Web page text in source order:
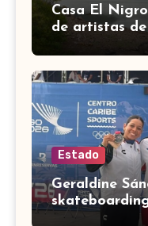
Casa El
de artistas
Pandillero
Estado
Geraldine
en los